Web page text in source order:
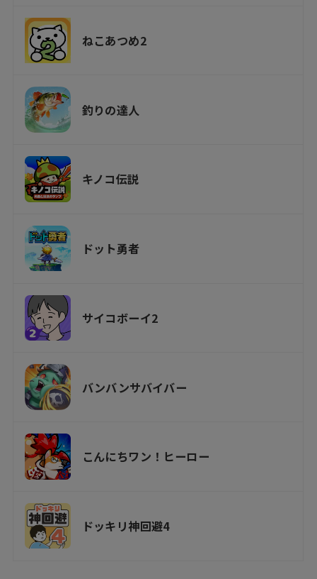
ねこあつめ2
釣りの達人
キノコ伝説
ドット勇者
サイコボーイ2
バンバンサバイバー
こんにちワン！ヒーロー
ドッキリ神回避4